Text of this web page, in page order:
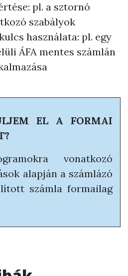
pl. a sztornó
szabályok
használata: pl. egy
ÁFA mentes számlán
EL A FORMAI
vonatkozó
alapján a számlázó
számla formailag